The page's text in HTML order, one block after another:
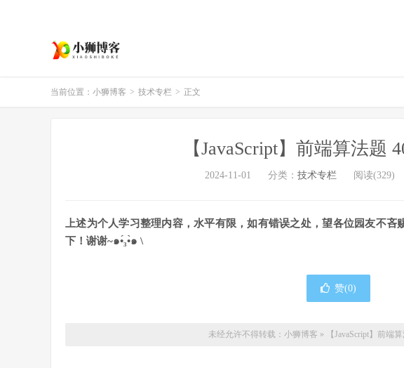
当前位置： 小狮博客 > 技术专栏 > 正文
【JavaScript】前端算法题
2024-11-01 分类： 技术专栏 阅读(329)
上述为个人学习整理内容，水平有限，如有错误之处，望各位园友不
下！谢谢~๑•́₃•̀๑ \
赞(0)
未经允许不得转载： 小狮博客 » 【JavaScript】前端